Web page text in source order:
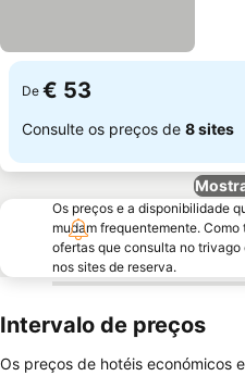
De € 53
Consulte os preços de 8 sites
Os preços e a disponibilidade
mudam frequentemente.
ofertas que consulta no
nos sites de reserva.
Intervalo de preços
Os preços de hotéis económicos